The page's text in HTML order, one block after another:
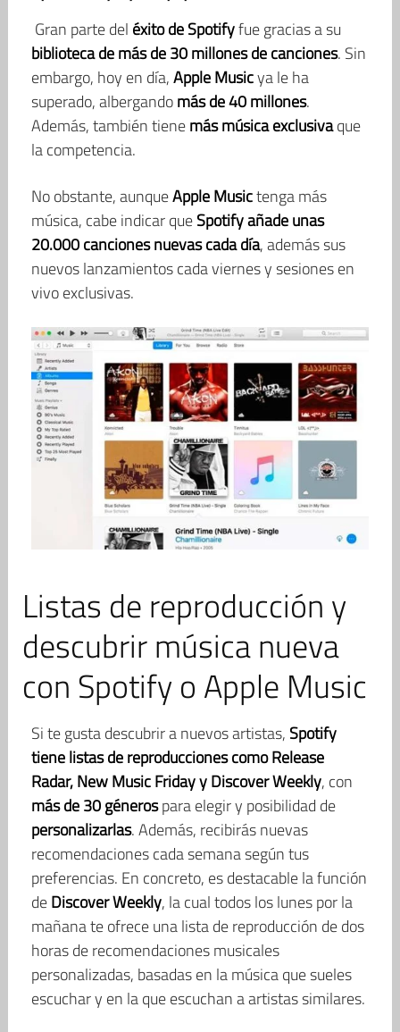
Gran parte del éxito de Spotifyfue gracias a su
biblioteca de más de 30 millones de canciones. Sin
embargo, hoy en día,Apple Musicya le ha
superado, albergandomás de 40 millones.
Además, también tienemás música exclusivaque
la competencia.
No obstante, aunqueApple Musictenga más
música, cabe indicar queSpotify añade unas
20.000 canciones nuevas cada día, además sus
nuevos lanzamientos cada viernes y sesiones en
vivo exclusivas.
Listas de reproducción y
descubrir música nueva
con Spotify o Apple Music
Si te gusta descubrir a nuevos artistas, Spotify
tiene listas de reproducciones como Release
Radar, New Music Friday y Discover Weekly, con
más de 30 génerospara elegir y posibilidad de
personalizarlas. Además, recibirás nuevas
recomendaciones cada semana según tus
preferencias. En concreto, es destacable la función
deDiscover Weekly, la cual todos los lunes por la
mañana te ofrece una lista de reproducción de dos
horas de recomendaciones musicales
personalizadas, basadas en la música que sueles
escuchar y en la que escuchan a artistas similares.